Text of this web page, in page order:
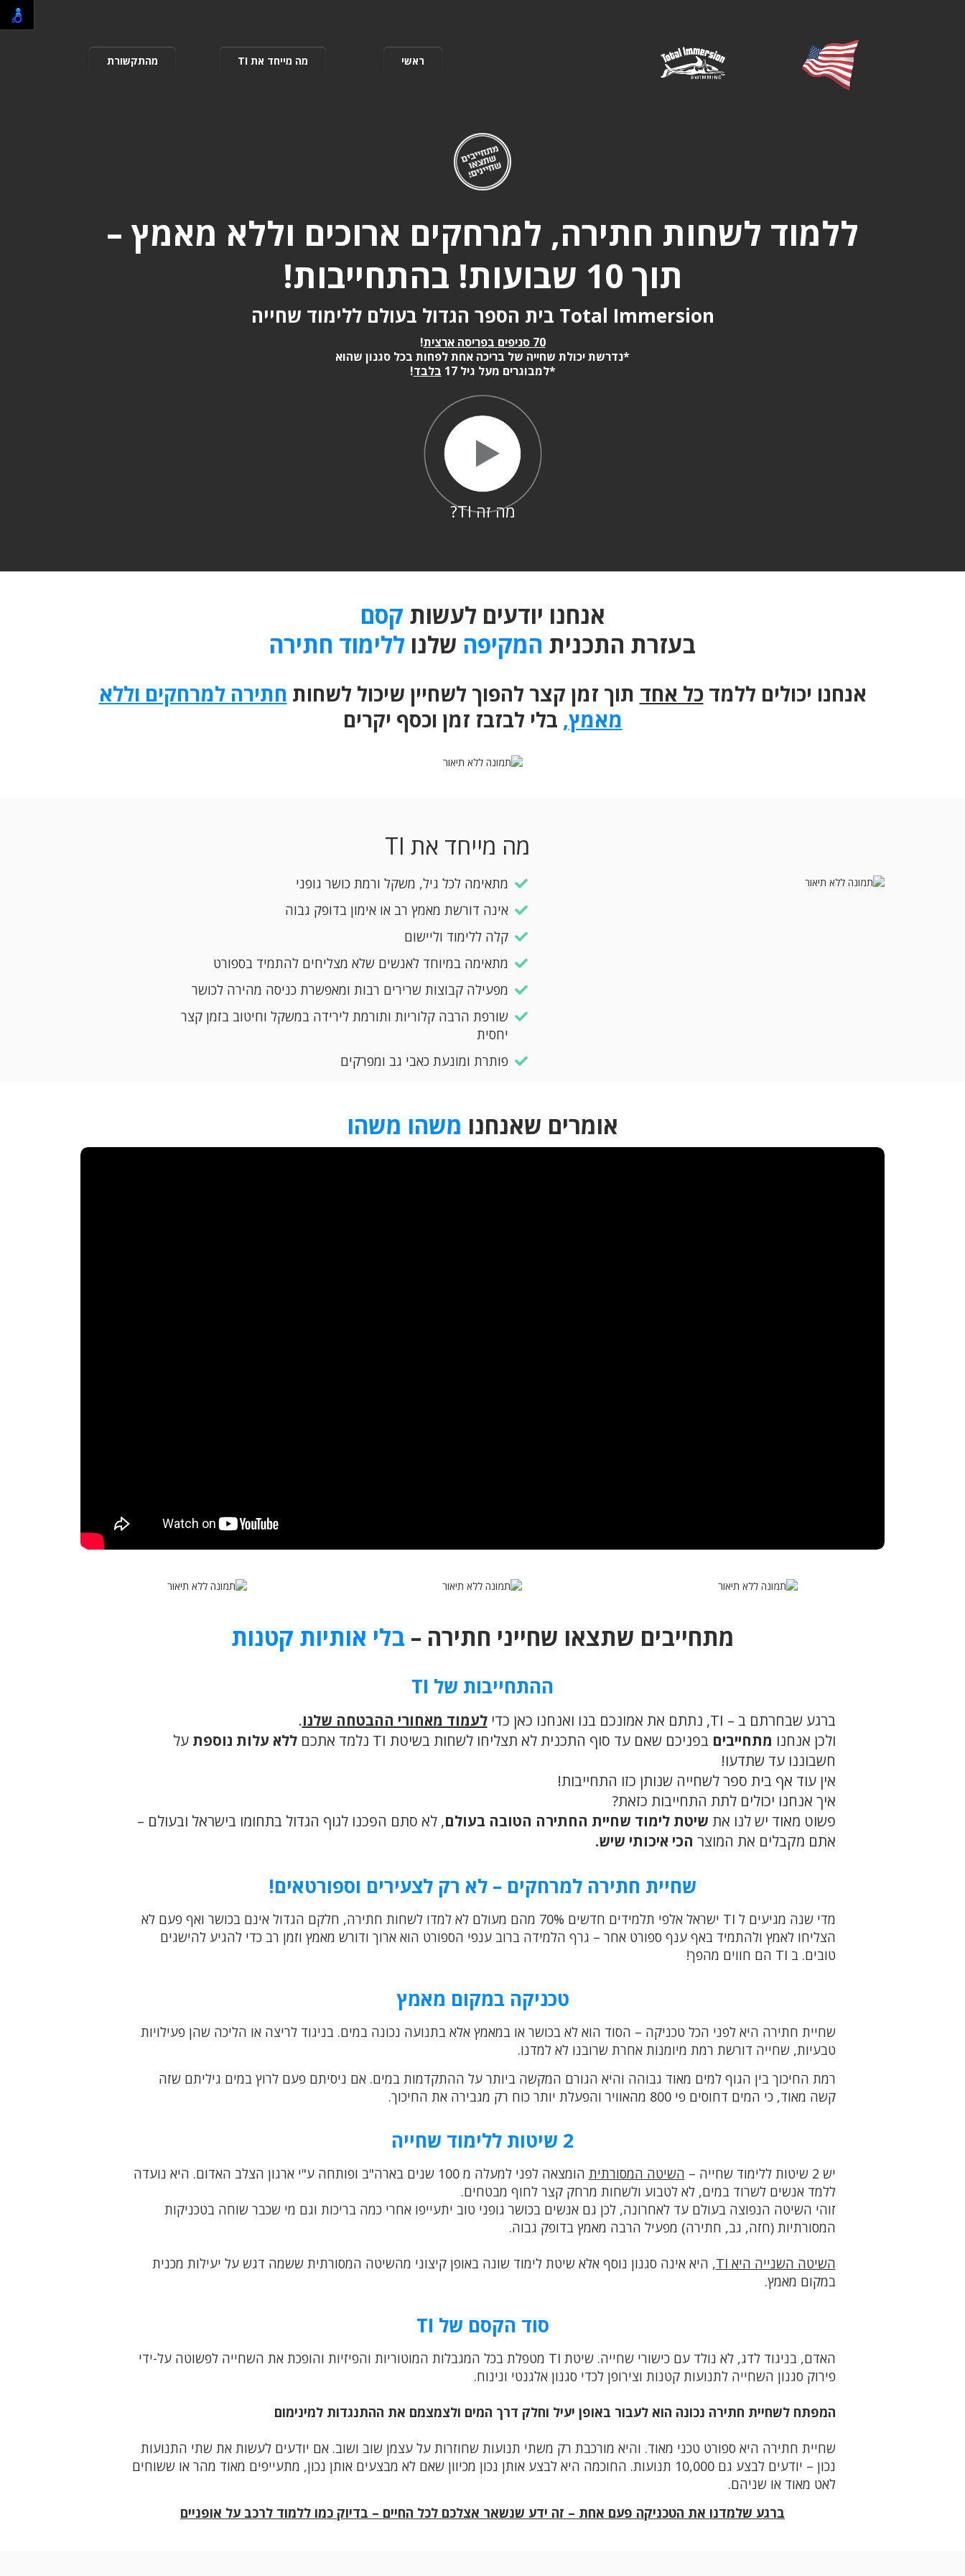
מהתקשורת מה מייחד את TI ראשי
ללמוד לשחות חתירה, למרחקים ארוכים וללא מאמץ –
תוך 10 שבועות! בהתחייבות!
Total Immersion בית הספר הגדול בעולם ללימוד שחייה
70 סניפים בפריסה ארצית
!
*נדרשת יכולת שחייה של בריכה אחת לפחות בכל סגנון שהוא
*למבוגרים מעל גיל 17
בלבד!
מה זה TI?
אנחנו יודעים לעשות קסם
בעזרת התכנית המקיפה שלנו ללימוד חתירה
אנחנו יכולים ללמדכל אחד תוך זמן קצר להפוך לשחיין שיכול לשחות חתירה למרחקים וללא
מאמץ, בלי לבזבז זמן וכסף יקרים
מה מייחד את TI
מתאימה לכל גיל, משקל ורמת כושר גופני
אינה דורשת מאמץ רב או אימון בדופק גבוה
​קלה ללימוד וליישום
​מתאימה במיוחד לאנשים שלא מצליחים להתמיד בספורט
​מפעילה קבוצות שרירים רבות ומאפשרת כניסה מהירה לכושר
​שורפת הרבה קלוריות ותורמת לירידה במשקל וחיטוב בזמן קצר
יחסית
​פותרת ומונעת כאבי גב ומפרקים
אומרים שאנחנו משהו משהו
מתחייבים שתצאו שחייני חתירה – בלי אותיות קטנות
ההתחייבות של TI
ברגע שבחרתם ב – TI, נתתם את אמונכם בנו ואנחנו כאן כדי לעמוד מאחורי ההבטחה שלנו.
ולכן אנחנו מתחייבים בפניכם שאם עד סוף התכנית לא תצליחו לשחות בשיטת TI נלמד אתכם ללא עלות נוספת על
חשבוננו עד שתדעו!
אין עוד אף בית ספר לשחייה שנותן כזו התחייבות!
איך אנחנו יכולים לתת התחייבות כזאת?
פשוט מאוד יש לנו את שיטת לימוד שחיית החתירה הטובה בעולם, לא סתם הפכנו לגוף הגדול בתחומו בישראל ובעולם –
אתם מקבלים את המוצר הכי איכותי שיש.
שחיית חתירה למרחקים – לא רק לצעירים וספורטאים!
מדי שנה מגיעים ל TI ישראל אלפי תלמידים חדשים 70% מהם מעולם לא למדו לשחות חתירה, חלקם הגדול אינם בכושר ואף פעם לא
הצליחו לאמץ ולהתמיד באף ענף ספורט אחר – גרף הלמידה ברוב ענפי הספורט הוא ארוך ודורש מאמץ וזמן רב כדי להגיע להישגים
טובים. ב TI הם חווים מהפך!
טכניקה במקום מאמץ
שחיית חתירה היא לפני הכל טכניקה – הסוד הוא לא בכושר או במאמץ אלא בתנועה נכונה במים. בניגוד לריצה או הליכה שהן פעילויות
טבעיות, שחייה דורשת רמת מיומנות אחרת שרובנו לא למדנו.
רמת החיכוך בין הגוף למים מאוד גבוהה והיא הגורם המקשה ביותר על ההתקדמות במים. אם ניסיתם פעם לרוץ במים גיליתם שזה
קשה מאוד, כי המים דחוסים פי 800 מהאוויר והפעלת יותר כוח רק מגבירה את החיכוך.
2 שיטות ללימוד שחייה
יש 2 שיטות ללימוד שחייה – השיטה המסורתית
הומצאה לפני למעלה מ 100 שנים בארה"ב ופותחה ע"י ארגון הצלב האדום. היא נועדה
ללמד אנשים לשרוד במים, לא לטבוע ולשחות מרחק קצר לחוף מבטחים.
זוהי השיטה הנפוצה בעולם עד לאחרונה, לכן גם אנשים בכושר גופני טוב יתעייפו אחרי כמה בריכות וגם מי שכבר שוחה בטכניקות
המסורתיות (חזה, גב, חתירה) מפעיל הרבה מאמץ בדופק גבוה.
השיטה השנייה היא TI
, היא אינה סגנון נוסף אלא שיטת לימוד שונה באופן קיצוני מהשיטה המסורתית ששמה דגש על יעילות מכנית
במקום מאמץ.
סוד הקסם של TI
האדם, בניגוד לדג, לא נולד עם כישורי שחייה. שיטת TI מטפלת בכל המגבלות המוטוריות והפיזיות והופכת את השחייה לפשוטה על-ידי
פירוק סגנון השחייה לתנועות קטנות וצירופן לכדי סגנון אלגנטי ונינוח.
המפתח לשחיית חתירה נכונה הוא לעבור באופן יעיל וחלק דרך המים ולצמצמם את ההתנגדות למינימום
שחיית חתירה היא ספורט טכני מאוד. והיא מורכבת רק משתי תנועות שחוזרות על עצמן שוב ושוב. אם יודעים לעשות את שתי התנועות
נכון – יודעים לבצע גם 10,000 תנועות. החוכמה היא לבצע אותן נכון מכיוון שאם לא מבצעים אותן נכון, מתעייפים מאוד מהר או ששוחים
לאט מאוד או שניהם.
ברגע שלמדנו את הטכניקה פעם אחת – זה ידע שנשאר אצלכם לכל החיים – בדיוק כמו ללמוד לרכב על אופניים